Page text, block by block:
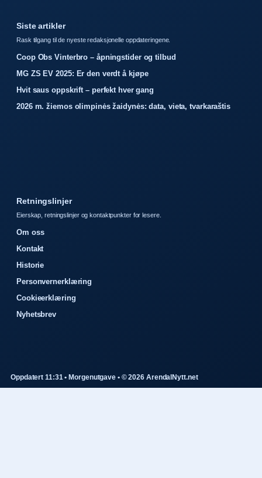
Siste artikler
Rask tilgang til de nyeste redaksjonelle oppdateringene.
Coop Obs Vinterbro – åpningstider og tilbud
MG ZS EV 2025: Er den verdt å kjøpe
Hvit saus oppskrift – perfekt hver gang
2026 m. žiemos olimpinės žaidynės: data, vieta, tvarkaraštis
Retningslinjer
Eierskap, retningslinjer og kontaktpunkter for lesere.
Om oss
Kontakt
Historie
Personvernerklæring
Cookieerklæring
Nyhetsbrev
Oppdatert 11:31 • Morgenutgave • © 2026 ArendalNytt.net